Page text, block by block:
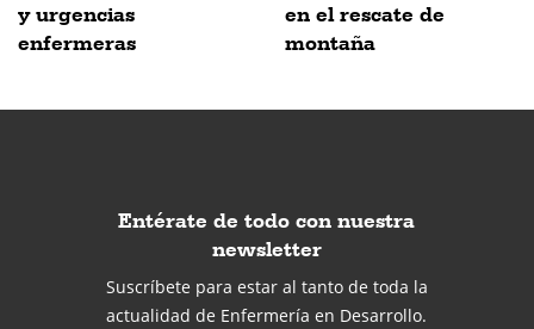
y urgencias
enfermeras
en el rescate de
montaña
Entérate de todo con nuestra
newsletter
Suscríbete para estar al tanto de toda la
actualidad de Enfermería en Desarrollo.